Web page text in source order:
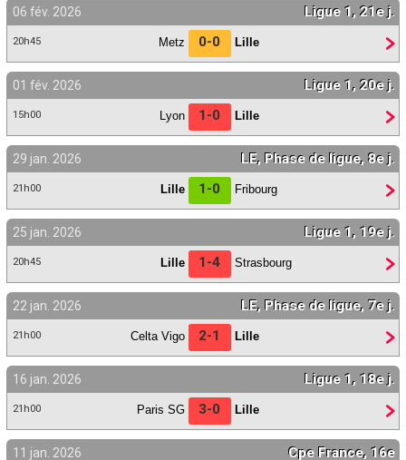
06 fév. 2026 Ligue 1, 21e j.
20h45 Metz 0-0 Lille
01 fév. 2026 Ligue 1, 20e j.
15h00 Lyon 1-0 Lille
29 jan. 2026 LE, Phase de ligue, 8e j.
21h00 Lille 1-0 Fribourg
25 jan. 2026 Ligue 1, 19e j.
20h45 Lille 1-4 Strasbourg
22 jan. 2026 LE, Phase de ligue, 7e j.
21h00 Celta Vigo 2-1 Lille
16 jan. 2026 Ligue 1, 18e j.
21h00 Paris SG 3-0 Lille
11 jan. 2026 Cpe France, 16e